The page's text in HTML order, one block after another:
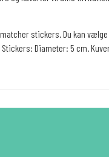
stickers. Du kan
Diameter: 5 cm.